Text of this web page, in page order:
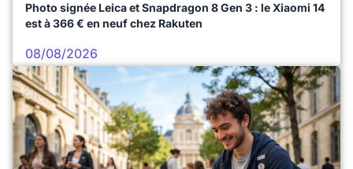
Photo signée Leica et Snapdragon 8 Gen 3 : le Xiaomi 14
est à 366 € en neuf chez Rakuten
08/08/2026